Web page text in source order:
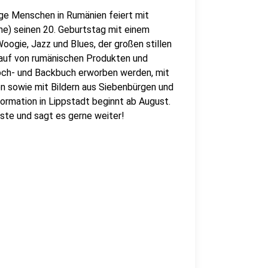
Menschen in Rumänien feiert mit
seinen 20. Geburtstag mit einem
Jazz und Blues, der großen stillen
von rumänischen Produkten und
und Backbuch erworben werden, mit
sowie mit Bildern aus Siebenbürgen und
in Lippstadt beginnt ab August.
und sagt es gerne weiter!